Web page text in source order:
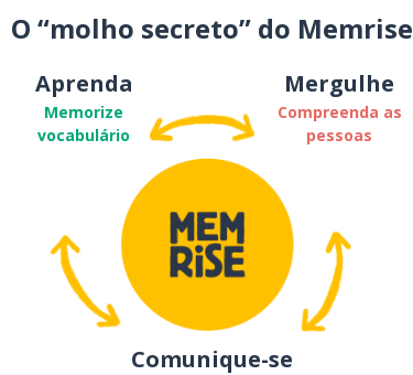
O “molho secreto” do Memrise
Aprenda
Memorize
vocabulário
Mergulhe
Compreenda as
pessoas
Comunique-se